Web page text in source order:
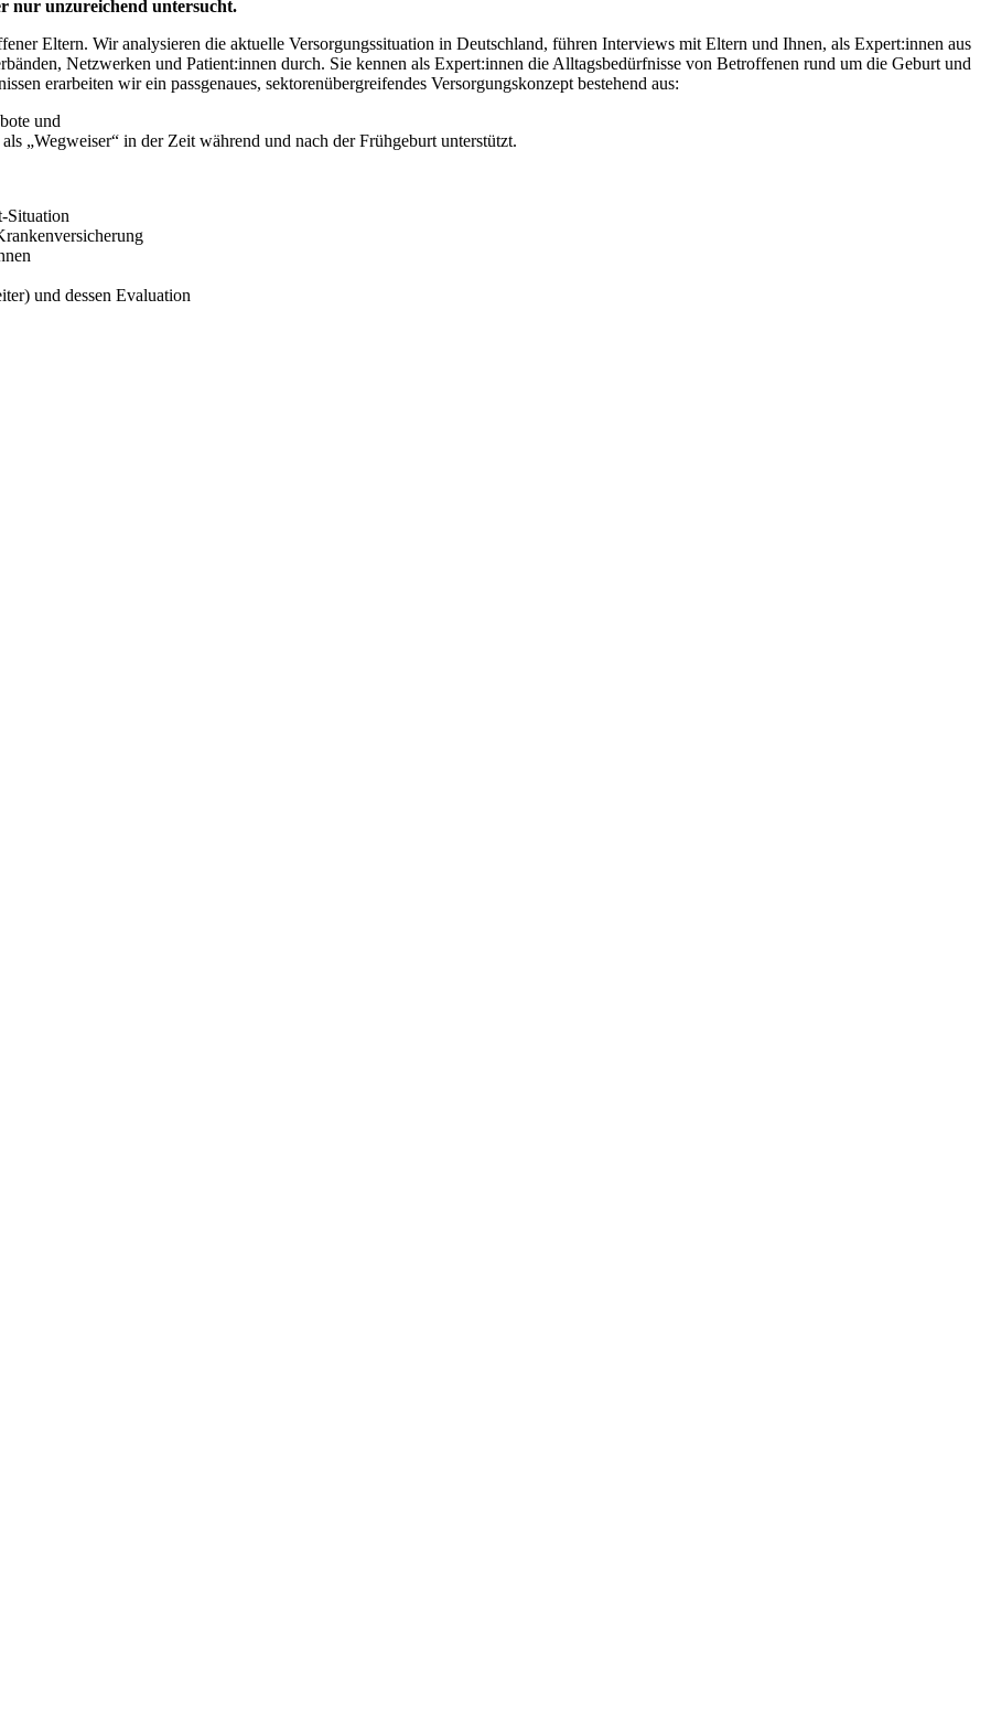
nur unzureichend untersucht.
Eltern. Wir analysieren die aktuelle Versorgungssituation in Deutschland, führen Interviews mit Eltern und Ihnen, als Expert:innen aus
Netzwerken und Patient:innen durch. Sie kennen als Expert:innen die Alltagsbedürfnisse von Betroffenen rund um die Geburt und
erarbeiten wir ein passgenaues, sektorenübergreifendes Versorgungskonzept bestehend aus:
und
„Wegweiser“ in der Zeit während und nach der Frühgeburt unterstützt.
Situation
und dessen Evaluation